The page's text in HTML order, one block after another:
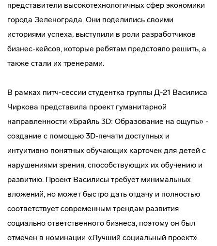
представители высокотехнологичных сфер экономики
города Зеленограда. Они поделились своими
историями успеха, выступили в роли разработчиков
бизнес-кейсов, которые ребятам предстояло решить, а
также стали их тренерами.
В рамках питч-сессии студентка группы Д-21 Василиса
Чиркова представила проект гуманитарной
направленности «Брайль 3D: Образование на ощупь» -
создание с помощью 3D-печати доступных и
интуитивно понятных обучающих карточек для детей с
нарушениями зрения, способствующих их обучению и
развитию. Проект Василисы требует минимальных
вложений, но может быстро дать отдачу и полностью
соответствует современным трендам развития
социально ответственного бизнеса, поэтому он был
отмечен в номинации «Лучший социальный проект».